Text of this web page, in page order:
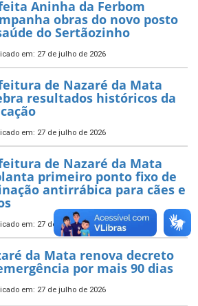
Aninha da Ferbom
obras do novo posto
do Sertãozinho
em: 27 de julho de 2026
de Nazaré da Mata
resultados históricos da
em: 27 de julho de 2026
de Nazaré da Mata
primeiro ponto fixo de
antirrábica para cães e
em: 27 de julho de 2026
da Mata renova decreto
por mais 90 dias
em: 27 de julho de 2026